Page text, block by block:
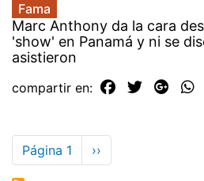
Fama
Marc Anthony da la cara
'show' en Panamá y ni se
asistieron
compartir en:
Paginación
Página 1
Siguiente
página
››